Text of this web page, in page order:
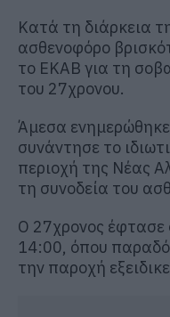
Κατά τη διάρκεια
ασθενοφόρο
το ΕΚΑΒ για τη
του 27χρονου.
Άμεσα
συνάντησε το
περιοχή της Νέας
τη συνοδεία του
Ο 27χρονος έφτασε
14:00, όπου
την παροχή